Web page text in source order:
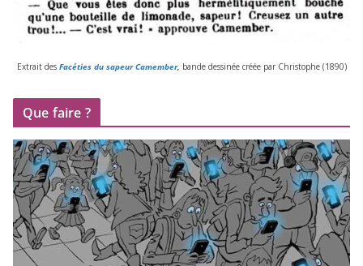
Extrait desFacéties du sapeur Camember, bande des­si­née créée par Christophe (1890)
Que faire ?